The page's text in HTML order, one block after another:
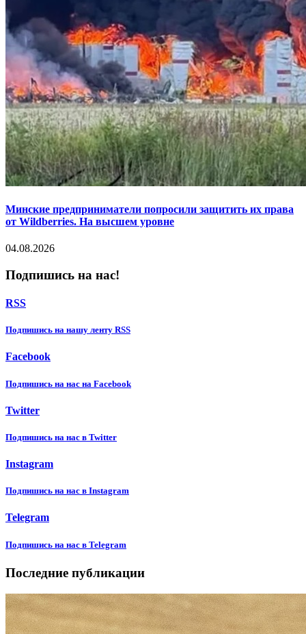
Минские предприниматели попросили защитить их права
от Wildberries. На высшем уровне
04.08.2026
Подпишись на нас!
RSS
Подпишиcь на нашу ленту RSS
Facebook
Подпишиcь на нас на Facebook
Twitter
Подпишиcь на нас в Twitter
Instagram
Подпишиcь на нас в Instagram
Telegram
Подпишиcь на нас в Telegram
Последние публикации